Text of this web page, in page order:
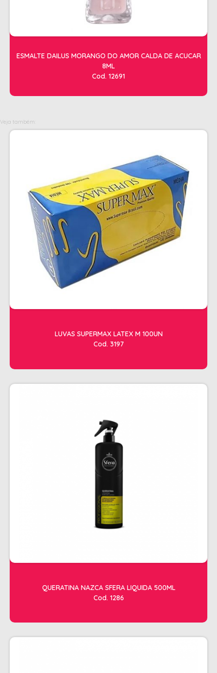
OLEOS
ALCOOL
DETERGENTE ENZIMÁTICO
LUVAS + MASCARAS
PROTETORES SOLAR + DESODORANTE
REMOVEDOR DE TINTURA
TOALHA
MANICURE
ACESSORIOS
ALICATES
AMOLECEDOR DE CUTICULAS
LUVAS E SAPATILHAS C/CREME
CABELELEIRO
ESTETICA
LAVATORIOS + ACESSORIOS
MANICURE
POLTRONAS + ACESSORIOS
ESMALTE DAILUS MORANGO DO AMOR CALDA DE ACUCAR
8ML
Cod. 12691
Veja também:
LUVAS SUPERMAX LATEX M 100UN
Cod. 3197
QUERATINA NAZCA SFERA LIQUIDA 500ML
Cod. 1286